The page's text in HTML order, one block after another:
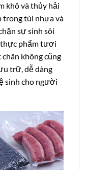
khô và thủy hải
trong túi nhựa và
sự sinh sôi
thực phẩm tươi
không cũng
trữ, dễ dàng
sinh cho người